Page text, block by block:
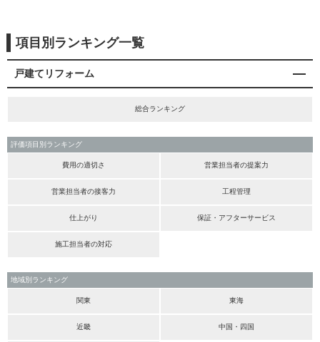
項目別ランキング一覧
戸建てリフォーム
総合ランキング
評価項目別ランキング
費用の適切さ 営業担当者の提案力
営業担当者の接客力 工程管理
仕上がり 保証・アフターサービス
施工担当者の対応
地域別ランキング
関東 東海
近畿 中国・四国